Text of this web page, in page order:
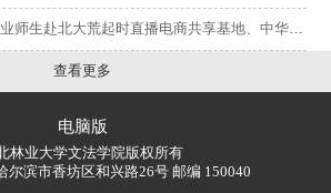
荒起时直播电商共享基地、中华巴洛克历史文化保护街区开展专业综合实践
查看更多
电脑版
林业大学文法学院版权所有
尔滨市香坊区和兴路26号 邮编 150040